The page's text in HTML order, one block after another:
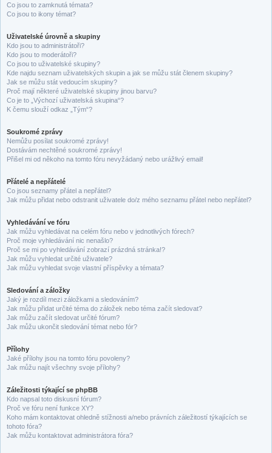
Co jsou to zamknutá témata?
Co jsou to ikony témat?
Uživatelské úrovně a skupiny
Kdo jsou to administrátoři?
Kdo jsou to moderátoři?
Co jsou to uživatelské skupiny?
Kde najdu seznam uživatelských skupin a jak se můžu stát členem skupiny?
Jak se můžu stát vedoucím skupiny?
Proč mají některé uživatelské skupiny jinou barvu?
Co je to „Výchozí uživatelská skupina“?
K čemu slouží odkaz „Tým“?
Soukromé zprávy
Nemůžu posílat soukromé zprávy!
Dostávám nechtěné soukromé zprávy!
Přišel mi od někoho na tomto fóru nevyžádaný nebo urážlivý email!
Přátelé a nepřátelé
Co jsou seznamy přátel a nepřátel?
Jak můžu přidat nebo odstranit uživatele do/z mého seznamu přátel nebo nepřátel?
Vyhledávání ve fóru
Jak můžu vyhledávat na celém fóru nebo v jednotlivých fórech?
Proč moje vyhledávání nic nenašlo?
Proč se mi po vyhledávání zobrazí prázdná stránka!?
Jak můžu vyhledat určité uživatele?
Jak můžu vyhledat svoje vlastní příspěvky a témata?
Sledování a záložky
Jaký je rozdíl mezi záložkami a sledováním?
Jak můžu přidat určité téma do záložek nebo téma začít sledovat?
Jak můžu začít sledovat určité fórum?
Jak můžu ukončit sledování témat nebo fór?
Přílohy
Jaké přílohy jsou na tomto fóru povoleny?
Jak můžu najít všechny svoje přílohy?
Záležitosti týkající se phpBB
Kdo napsal toto diskusní fórum?
Proč ve fóru není funkce XY?
Koho mám kontaktovat ohledně stížnosti a/nebo právních záležitostí týkajících se
tohoto fóra?
Jak můžu kontaktovat administrátora fóra?